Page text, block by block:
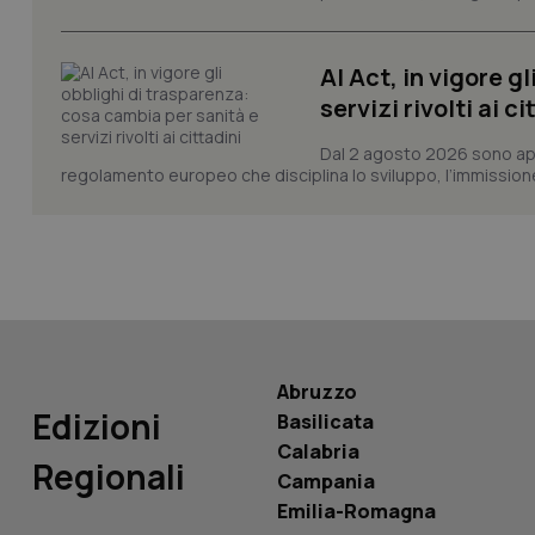
AI Act, in vigore
servizi rivolti ai
Dal 2 agosto 2026 sono
regolamento europeo che disciplina lo sviluppo,
Edizioni
Regionali
Abruzzo
Basilicata
Calabria
Campania
Emilia-Romagna
PHPSESSID